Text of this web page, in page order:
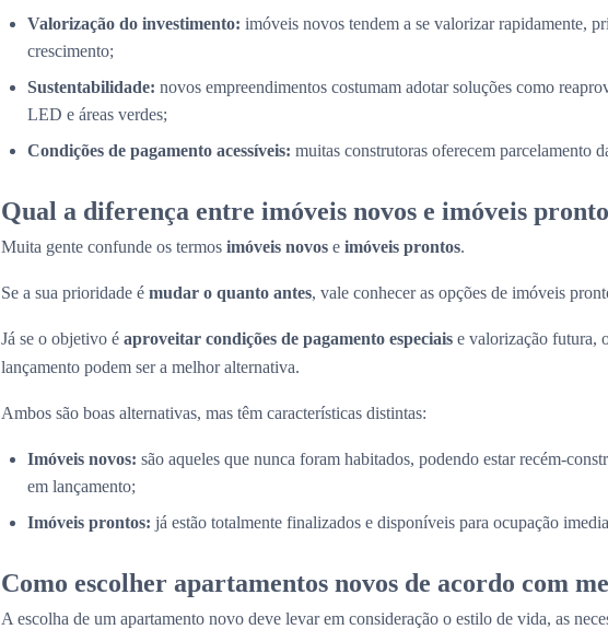
Valorização do investimento: imóveis novos tendem a se valorizar rapidamente,
crescimento;
Sustentabilidade: novos empreendimentos costumam adotar soluções como
LED e áreas verdes;
Condições de pagamento acessíveis: muitas construtoras oferecem parcelamento
Qual a diferença entre imóveis novos e imóveis
Muita gente confunde os termos imóveis novos e imóveis prontos.
Se a sua prioridade é mudar o quanto antes, vale conhecer as opções de imóveis
Já se o objetivo é aproveitar condições de pagamento especiais e valorização futura,
lançamento podem ser a melhor alternativa.
Ambos são boas alternativas, mas têm características distintas:
Imóveis novos: são aqueles que nunca foram habitados, podendo estar recém-
em lançamento;
Imóveis prontos: já estão totalmente finalizados e disponíveis para ocupação
Como escolher apartamentos novos de acordo com
A escolha de um apartamento novo deve levar em consideração o estilo de vida, as